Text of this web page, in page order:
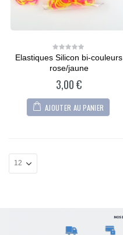
0
of
Elastiques Silicon bi-couleurs
rose/jaune
3,00€
AJOUTER AU PANIER